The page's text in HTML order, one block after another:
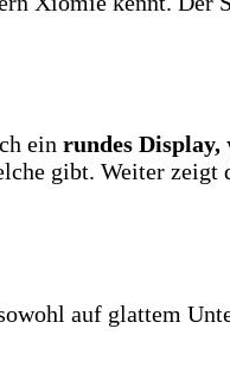
ein rundes Display,
gibt. Weiter zeigt
auf glattem